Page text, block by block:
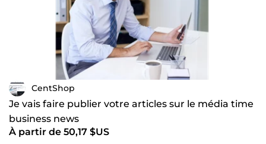
CentShop
Je vais faire publier votre articles sur le média time
business news
À partir de 50,17 $US